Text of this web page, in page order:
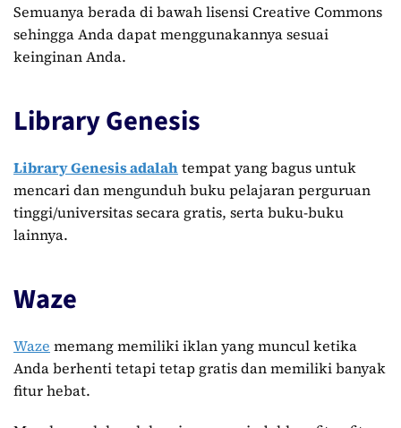
Semuanya berada di bawah lisensi Creative Commons
sehingga Anda dapat menggunakannya sesuai
keinginan Anda.
Library Genesis
Library Genesis adalahtempat yang bagus untuk
mencari dan mengunduh buku pelajaran perguruan
tinggi/universitas secara gratis, serta buku-buku
lainnya.
Waze
Waze memang memiliki iklan yang muncul ketika
Anda berhenti tetapi tetap gratis dan memiliki banyak
fitur hebat.